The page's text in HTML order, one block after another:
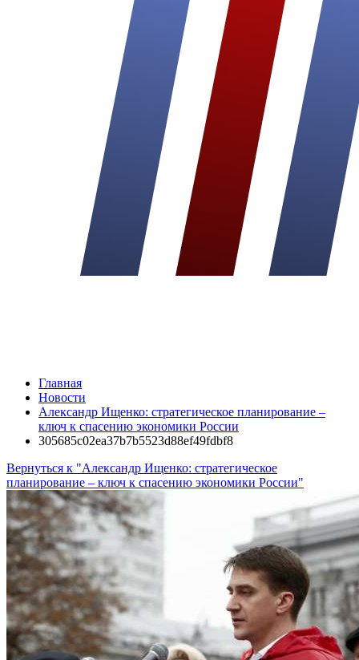
Главная
Новости
Александр Ищенко: стратегическое планирование –
ключ к спасению экономики России
305685c02ea37b7b5523d88ef49fdbf8
Вернуться к "Александр Ищенко: стратегическое
планирование – ключ к спасению экономики России"